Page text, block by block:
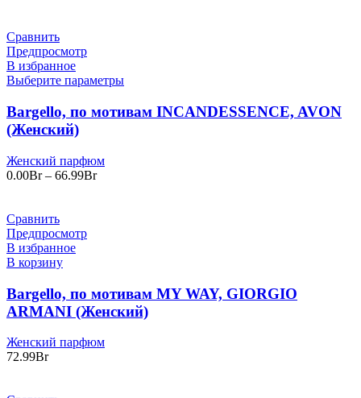
Сравнить
Предпросмотр
В избранное
Выберите параметры
Bargello, по мотивам INCANDESSENCE, AVON
(Женский)
Женский парфюм
0.00Br – 66.99BrДиапазон
Сравнить
Предпросмотр
В избранное
В корзину
Bargello, по мотивам MY WAY, GIORGIO
ARMANI (Женский)
Женский парфюм
72.99Br